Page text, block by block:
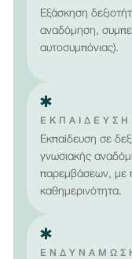
Εξάσκηση
αναδόμηση,
αυτοσυμπόνιας).
ΕΚΠΑΊΔΕΥΣΗ
Εκπαίδευση σε
γνωσιακής
παρεμβάσεων, με
καθημερινότητα.